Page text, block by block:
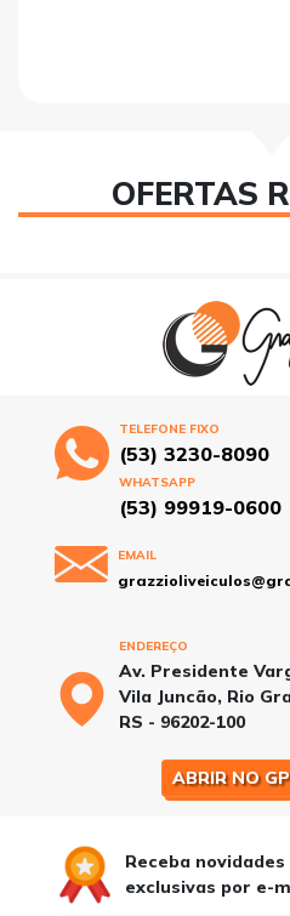
OFERTAS
TELEFONE FIXO
(53) 3230-8090
WHATSAPP
(53) 99919-0600
EMAIL
ENDEREÇO
Av. Presidente
Vila Juncão, Rio
RS - 96202-100
ABRIR NO
Receba
exclusivas por e-